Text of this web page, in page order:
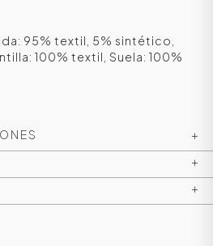
95% textil, 5% sintético,
100% textil, Suela: 100%
+
+
+